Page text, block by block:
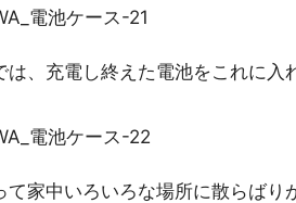
は、充電し終えた電池をこれに入
て家中いろいろな場所に散らば